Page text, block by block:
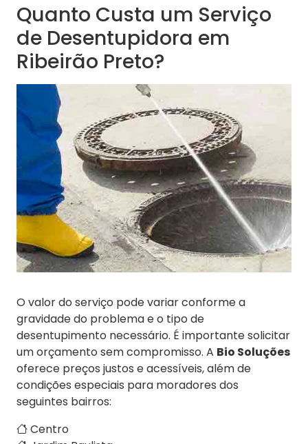
Quanto Custa um Serviço
de Desentupidora em
Ribeirão Preto?
O valor do serviço pode variar conforme a
gravidade do problema e o tipo de
desentupimento necessário. É importante solicitar
um orçamento sem compromisso. A Bio Soluções
oferece preços justos e acessíveis, além de
condições especiais para moradores dos
seguintes bairros:
Centro